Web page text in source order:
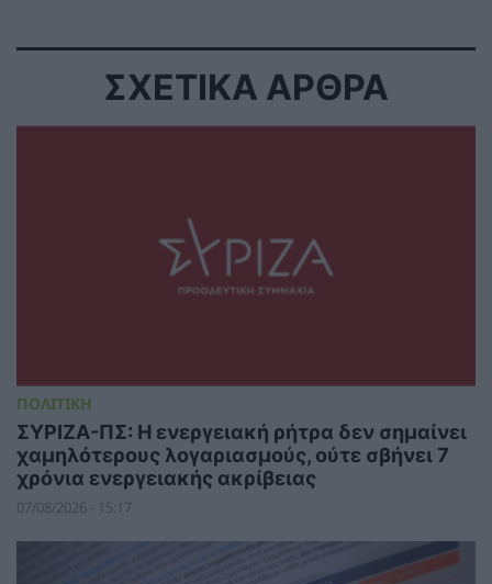
ΣΧΕΤΙΚΑ ΑΡΘΡΑ
ΠΟΛΙΤΙΚΗ
ΣΥΡΙΖΑ-ΠΣ: Η ενεργειακή ρήτρα δεν σημαίνει
χαμηλότερους λογαριασμούς, ούτε σβήνει 7
χρόνια ενεργειακής ακρίβειας
07/08/2026 - 15:17